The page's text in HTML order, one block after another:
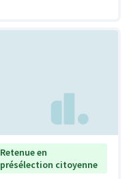
Retenue en
présélection citoyenne